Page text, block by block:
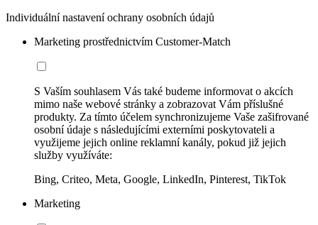
Individuální nastavení ochrany osobních údajů
Marketing prostřednictvím Customer-Match
S Vaším souhlasem Vás také budeme informovat o akcích
mimo naše webové stránky a zobrazovat Vám příslušné
produkty. Za tímto účelem synchronizujeme Vaše zašifrované
osobní údaje s následujícími externími poskytovateli a
využijeme jejich online reklamní kanály, pokud již jejich
služby využíváte:
Bing, Criteo, Meta, Google, LinkedIn, Pinterest, TikTok
Marketing